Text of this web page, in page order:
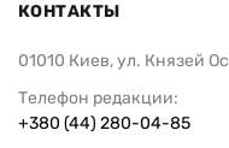
КОНТАКТЫ
01010 Киев, ул. Князей
Телефон редакции:
+380 (44) 280-04-85